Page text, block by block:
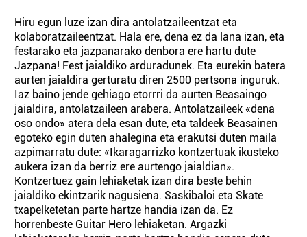
Hiru egun luze izan dira antolatzaileentzat eta
kolaboratzaileentzat. Hala ere, dena ez da lana izan, eta
festarako eta jazpanarako denbora ere hartu dute
Jazpana! Fest jaialdiko arduradunek. Eta eurekin batera
aurten jaialdira gerturatu diren 2500 pertsona inguruk.
Iaz baino jende gehiago etorrri da aurten Beasaingo
jaialdira, antolatzaileen arabera. Antolatzaileek «dena
oso ondo» atera dela esan dute, eta taldeek Beasainen
egoteko egin duten ahalegina eta erakutsi duten maila
azpimarratu dute: «Ikaragarrizko kontzertuak ikusteko
aukera izan da berriz ere aurtengo jaialdian».
Kontzertuez gain lehiaketak izan dira beste behin
jaialdiko ekintzarik nagusiena. Saskibaloi eta Skate
txapelketetan parte hartze handia izan da. Ez
horrenbeste Guitar Hero lehiaketan. Argazki